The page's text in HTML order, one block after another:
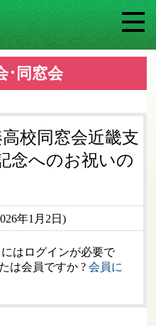
･同窓会
高校同窓会近畿支
念へのお祝いの
年1月2日)
はログインが必要で
は会員ですか ?会員に